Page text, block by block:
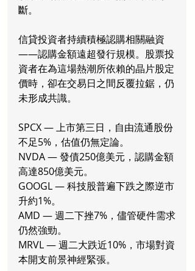
斷。
信貸投資者持續積極認購相關融資
——認購金額遠超發行規模。股票投
資者在為這場熱潮所依賴的晶片股定
價時，卻在交易日之間反覆拉鋸，仍
未形成共識。
SPCX — 上市第三日，自由流通股份
不足5%，估值仍無定論。
NVDA — 發債250億美元，認購金額
高達850億美元。
GOOGL — 科技股普遍下跌之際逆市
升約1%。
AMD — 週二下挫7%，儘管硬件需求
仍然強勁。
MRVL — 週二大跌近10%，市場對資
本開支前景神經緊張。